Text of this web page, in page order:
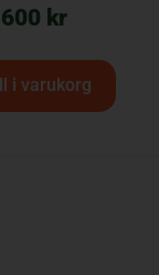
kr
i varukorg